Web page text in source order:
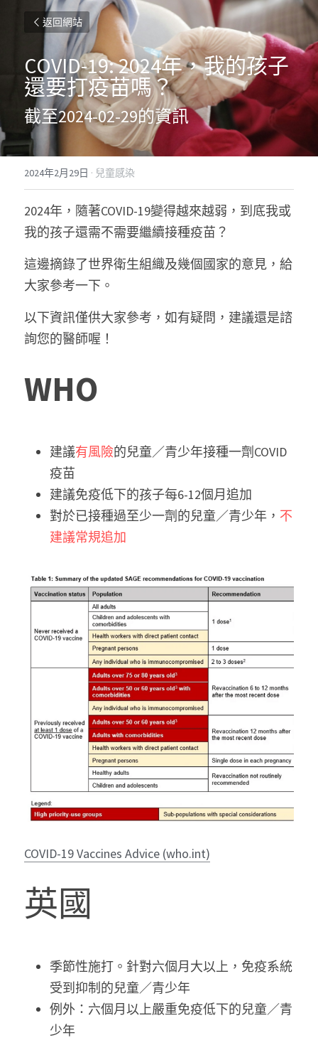
返回網站
COVID-19: 2024年，我的孩子
還要打疫苗嗎？
截至2024-02-29的資訊
2024年2月29日 · 兒童感染
2024年，隨著COVID-19變得越來越弱，到底我或
我的孩子還需不需要繼續接種疫苗？
這邊摘錄了世界衛生組織及幾個國家的意見，給
大家參考一下。
以下資訊僅供大家參考，如有疑問，建議還是諮
詢您的醫師喔！
WHO
建議有風險的兒童／青少年接種一劑COVID
疫苗
建議免疫低下的孩子每6-12個月追加
對於已接種過至少一劑的兒童／青少年， 不
建議常規追加
COVID-19 Vaccines Advice (who.int)
英國
季節性施打。針對六個月大以上，免疫系統
受到抑制的兒童／青少年
例外：六個月以上嚴重免疫低下的兒童／青
少年